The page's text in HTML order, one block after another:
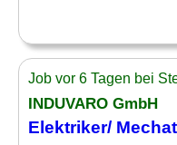
Job vor 6 Tagen bei
INDUVARO GmbH
Elektriker/